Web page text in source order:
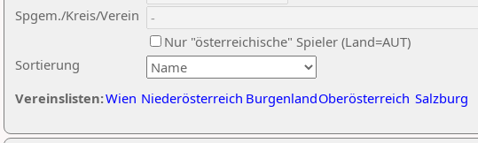
Sortierung
Spgem./Kreis/Verein
Nur "österreichische" Spieler (Land=AUT)
Vereinslisten:Wien Niederösterreich BurgenlandOberösterreich Salzburg